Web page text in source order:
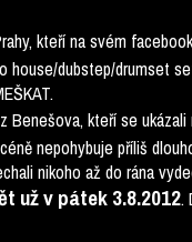
kteří na svém
house/dubstep/drumset
Benešova, kteří se
nepohybuje příliš
nikoho až do rána
už v pátek 3.8.2012.